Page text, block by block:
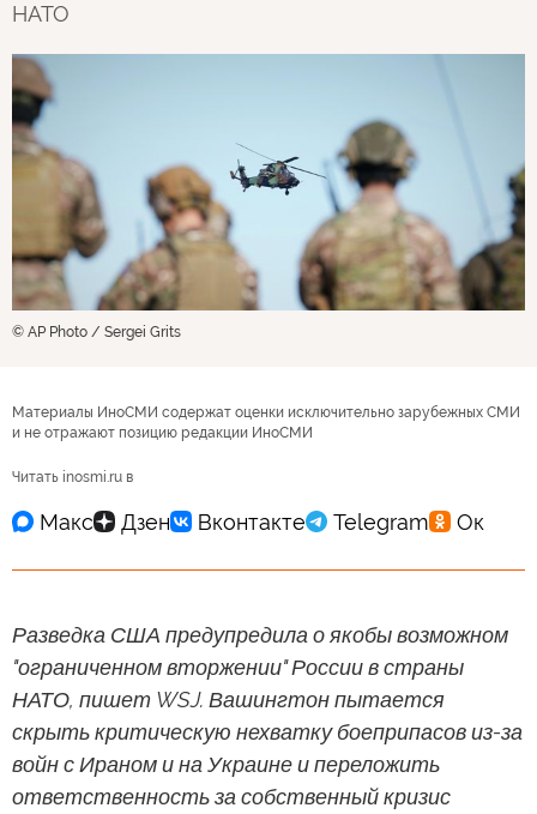
НАТО
© AP Photo / Sergei Grits
Материалы ИноСМИ содержат оценки исключительно зарубежных СМИ
и не отражают позицию редакции ИноСМИ
Читать inosmi.ru в
Разведка США предупредила о якобы возможном
"ограниченном вторжении" России в страны
НАТО, пишет WSJ. Вашингтон пытается
скрыть критическую нехватку боеприпасов из-за
войн с Ираном и на Украине и переложить
ответственность за собственный кризис